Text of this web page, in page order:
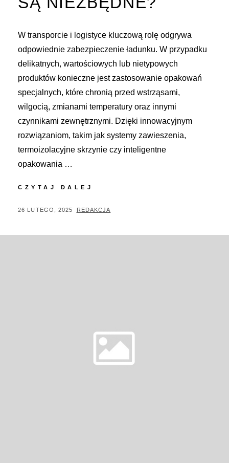
W transporcie i logistyce kluczową rolę odgrywa
odpowiednie zabezpieczenie ładunku. W przypadku
delikatnych, wartościowych lub nietypowych
produktów konieczne jest zastosowanie opakowań
specjalnych, które chronią przed wstrząsami,
wilgocią, zmianami temperatury oraz innymi
czynnikami zewnętrznymi. Dzięki innowacyjnym
rozwiązaniom, takim jak systemy zawieszenia,
termoizolacyjne skrzynie czy inteligentne
opakowania …
CZYTAJ DALEJ
–
POSTED
26 LUTEGO, 2025 BY
REDAKCJA